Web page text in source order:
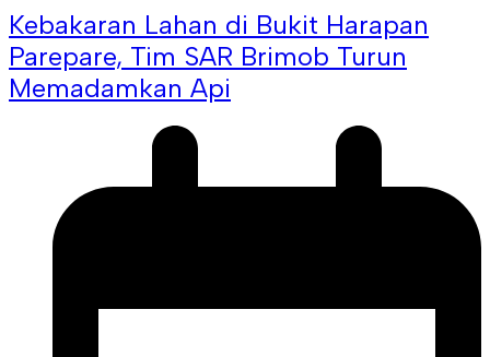
Kebakaran Lahan di Bukit Harapan
Parepare, Tim SAR Brimob Turun
Memadamkan Api